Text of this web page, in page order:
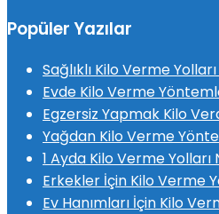
Popüler Yazılar
Sağlıklı Kilo Verme
Evde Kilo Verme
Egzersiz Yapmak Kilo
Yağdan Kilo Verme
1 Ayda Kilo Verme Yolları
Erkekler İçin Kilo Verme
Ev Hanımları İçin Kilo